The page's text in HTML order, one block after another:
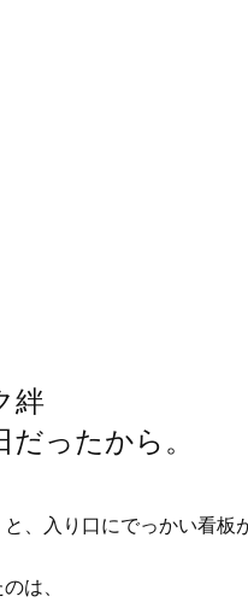
絆
ったから。
、入り口にでっかい看板
は、